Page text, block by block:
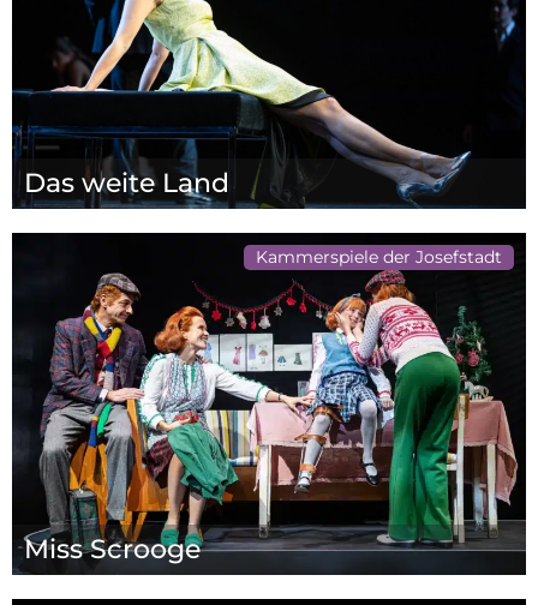
Das weite Land
Kammerspiele der Josefstadt
Miss Scrooge